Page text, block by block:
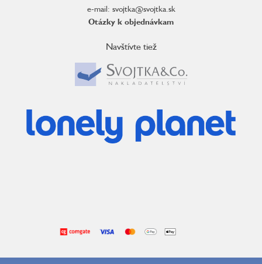
e-mail: svojtka@svojtka.sk
Otázky k objednávkam
Navštívte tiež